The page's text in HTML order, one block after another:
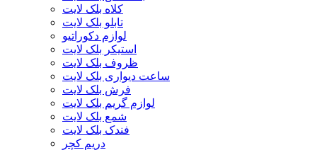
کلاه بلک لایت
تابلو بلک لایت
لوازم دکوراتیو
استیکر بلک لایت
ظروف بلک لایت
ساعت دیواری بلک لایت
فرش بلک لایت
لوازم گریم بلک لایت
شمع بلک لایت
فندک بلک لایت
دریم کچر